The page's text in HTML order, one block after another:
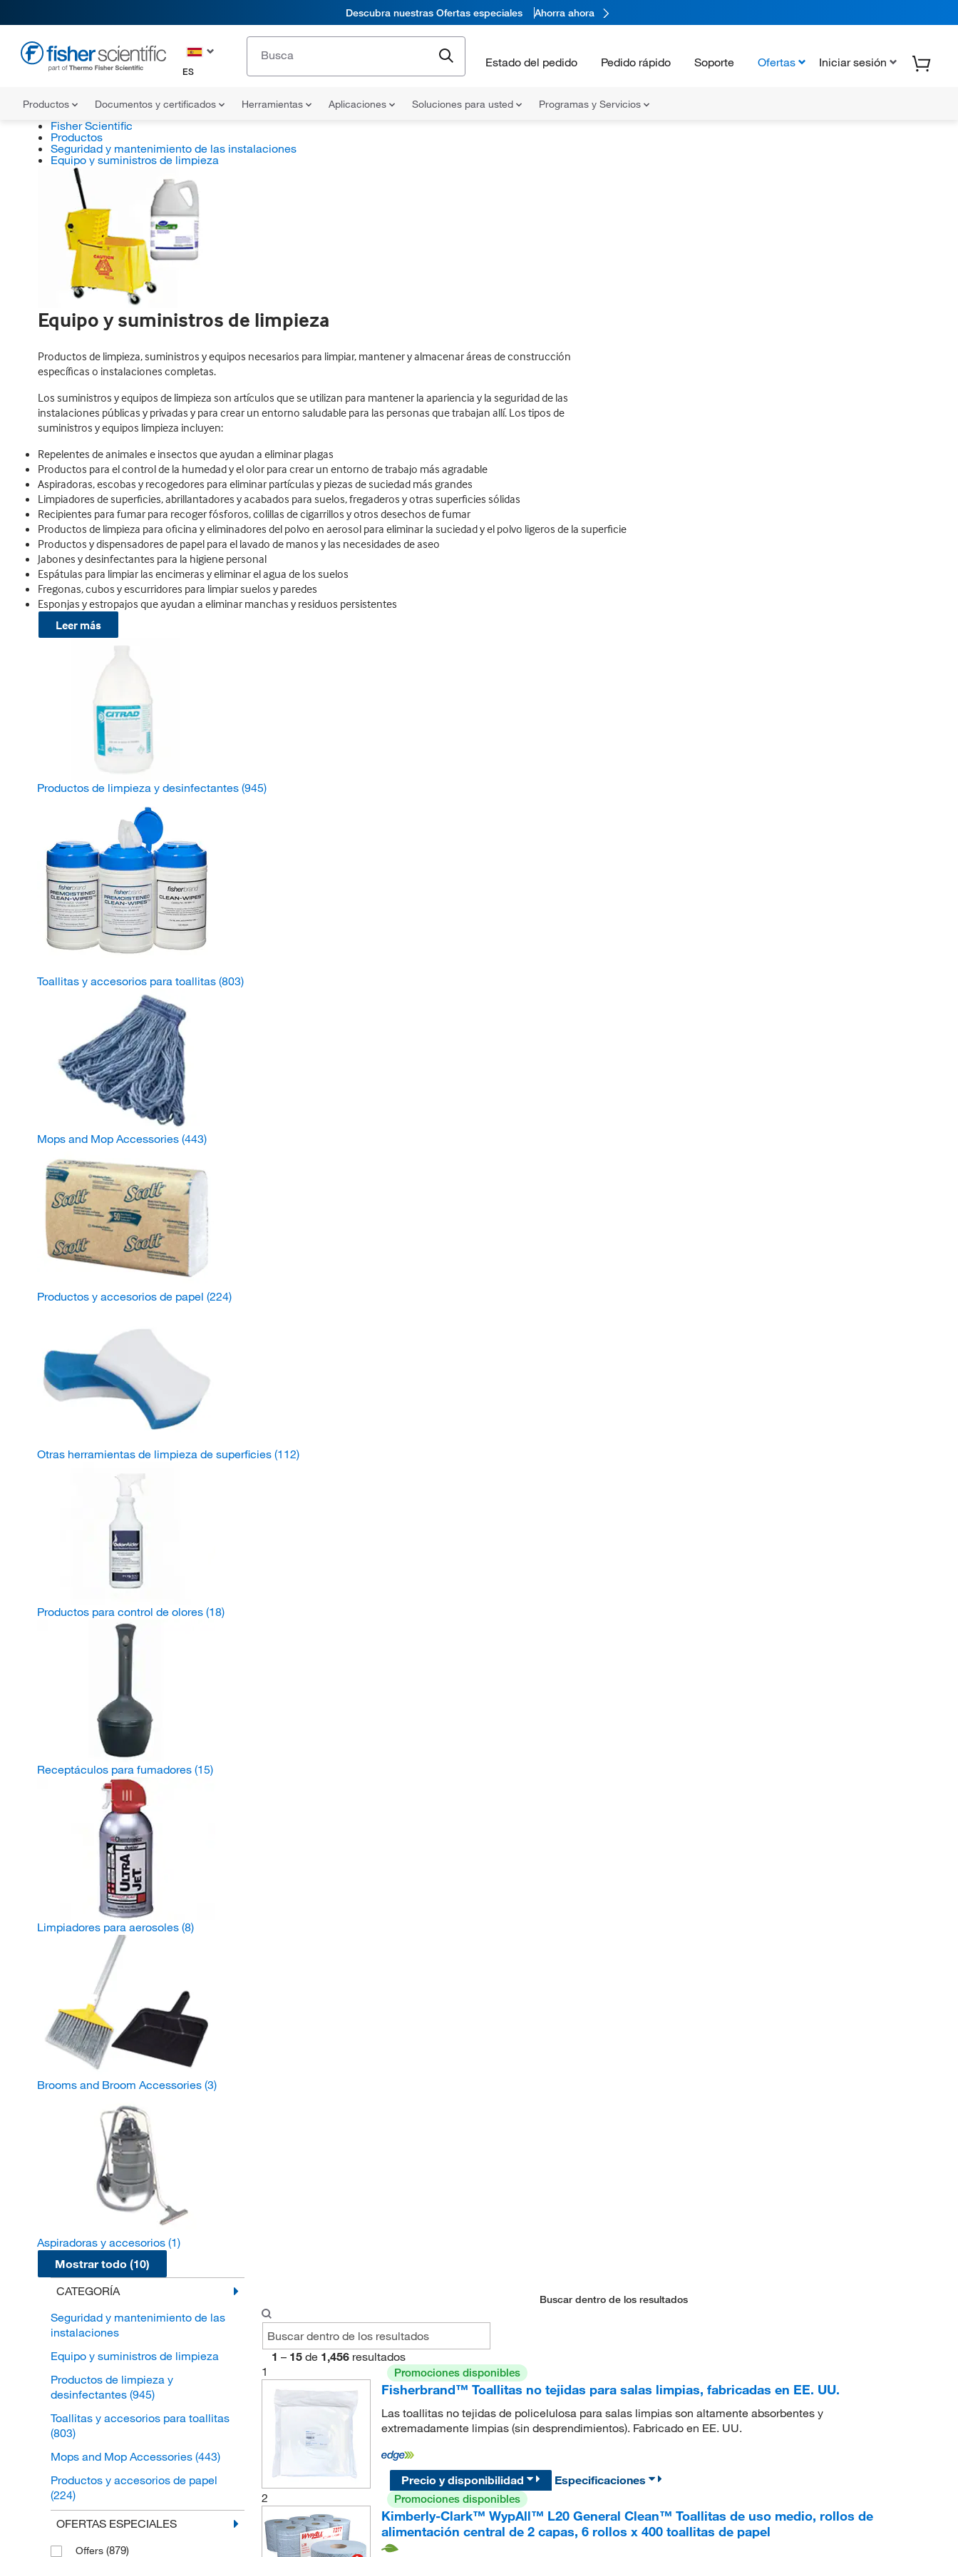
Descubra nuestras Ofertas especiales Ahorra ahora
ES
Estado del pedido Pedido rápido Soporte Ofertas Iniciar sesión
Productos Documentos y certificados Herramientas Aplicaciones Soluciones para usted Programas y Servicios
Fisher Scientific
Productos
Seguridad y mantenimiento de las instalaciones
Equipo y suministros de limpieza
Equipo y suministros de limpieza
Productos de limpieza, suministros y equipos necesarios para limpiar, mantener y almacenar áreas de construcción
específicas o instalaciones completas.
Los suministros y equipos de limpieza son artículos que se utilizan para mantener la apariencia y la seguridad de las
instalaciones públicas y privadas y para crear un entorno saludable para las personas que trabajan allí. Los tipos de
suministros y equipos limpieza incluyen:
Repelentes de animales e insectos que ayudan a eliminar plagas
Productos para el control de la humedad y el olor para crear un entorno de trabajo más agradable
Aspiradoras, escobas y recogedores para eliminar partículas y piezas de suciedad más grandes
Limpiadores de superficies, abrillantadores y acabados para suelos, fregaderos y otras superficies sólidas
Recipientes para fumar para recoger fósforos, colillas de cigarrillos y otros desechos de fumar
Productos de limpieza para oficina y eliminadores del polvo en aerosol para eliminar la suciedad y el polvo ligeros de la superficie
Productos y dispensadores de papel para el lavado de manos y las necesidades de aseo
Jabones y desinfectantes para la higiene personal
Espátulas para limpiar las encimeras y eliminar el agua de los suelos
Fregonas, cubos y escurridores para limpiar suelos y paredes
Esponjas y estropajos que ayudan a eliminar manchas y residuos persistentes
Leer más
Productos de limpieza y desinfectantes (945)
Toallitas y accesorios para toallitas (803)
Mops and Mop Accessories (443)
Productos y accesorios de papel (224)
Otras herramientas de limpieza de superficies (112)
Productos para control de olores (18)
Receptáculos para fumadores (15)
Limpiadores para aerosoles (8)
Brooms and Broom Accessories (3)
Aspiradoras y accesorios (1)
Mostrar todo (10)
CATEGORÍA
Seguridad y mantenimiento de las
instalaciones
Equipo y suministros de limpieza
Productos de limpieza y
desinfectantes (945)
Toallitas y accesorios para toallitas
(803)
Mops and Mop Accessories (443)
Productos y accesorios de papel
(224)
Otras herramientas de limpieza de
OFERTAS ESPECIALES
Offers (879)
Buscar dentro de los resultados
1 – 15 de 1,456 resultados
1
Promociones disponibles
Fisherbrand™ Toallitas no tejidas para salas limpias, fabricadas en EE. UU.
Las toallitas no tejidas de policelulosa para salas limpias son altamente absorbentes y
extremadamente limpias (sin desprendimientos). Fabricado en EE. UU.
Precio y disponibilidad
Especificaciones
2
Promociones disponibles
Kimberly-Clark™ WypAll™ L20 General Clean™ Toallitas de uso medio, rollos de
alimentación central de 2 capas, 6 rollos x 400 toallitas de papel